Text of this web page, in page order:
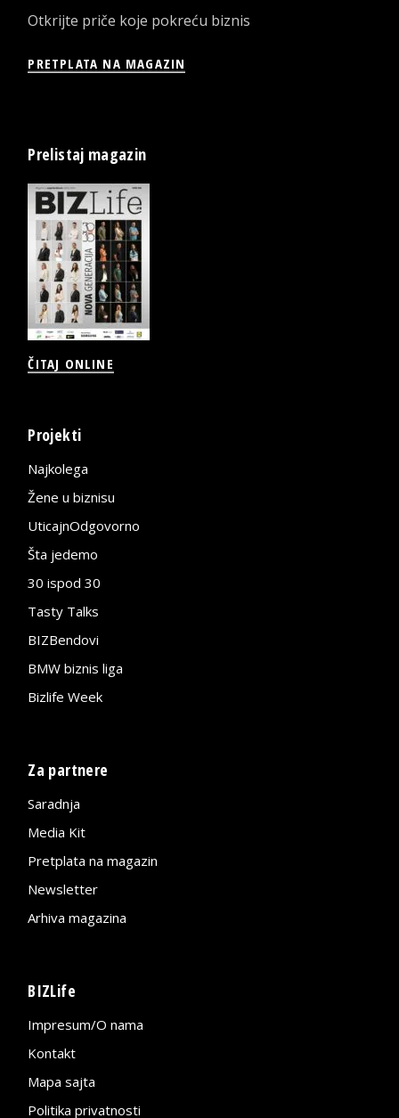
Otkrijte priče koje pokreću biznis
PRETPLATA NA MAGAZIN
Prelistaj magazin
ČITAJ ONLINE
Projekti
Najkolega
Žene u biznisu
UticajnOdgovorno
Šta jedemo
30 ispod 30
Tasty Talks
BIZBendovi
BMW biznis liga
Bizlife Week
Za partnere
Saradnja
Media Kit
Pretplata na magazin
Newsletter
Arhiva magazina
BIZLife
Impresum/O nama
Kontakt
Mapa sajta
Politika privatnosti